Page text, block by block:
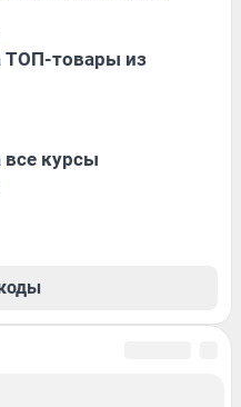
ТОП-товары из
все курсы